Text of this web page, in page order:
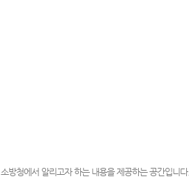
방청에서 알리고자 하는 내용을 제공하는 공간입니다.